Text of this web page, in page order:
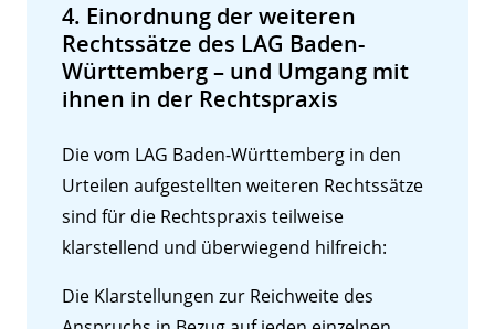
4. Einordnung der weiteren
Rechtssätze des LAG Baden-
Württemberg – und Umgang mit
ihnen in der Rechtspraxis
Die vom LAG Baden-Württemberg in den
Urteilen aufgestellten weiteren Rechtssätze
sind für die Rechtspraxis teilweise
klarstellend und überwiegend hilfreich:
Die Klarstellungen zur Reichweite des